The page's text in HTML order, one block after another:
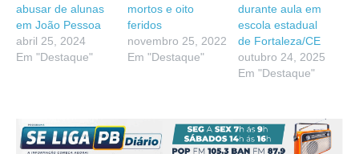
abusar de alunas
em João Pessoa
abril 25, 2024
Em "Destaque"
mortos e oito
feridos
novembro 25, 2022
Em "Destaque"
durante aula em
escola estadual
de Fortaleza/CE
outubro 24, 2025
Em "Destaque"